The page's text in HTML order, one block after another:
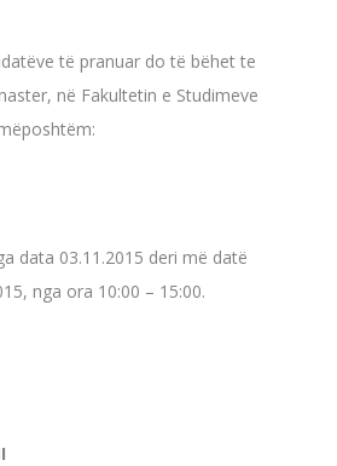
të pranuar do të bëhet te
në Fakultetin e Studimeve
03.11.2015 deri më datë
nga ora 10:00 – 15:00.